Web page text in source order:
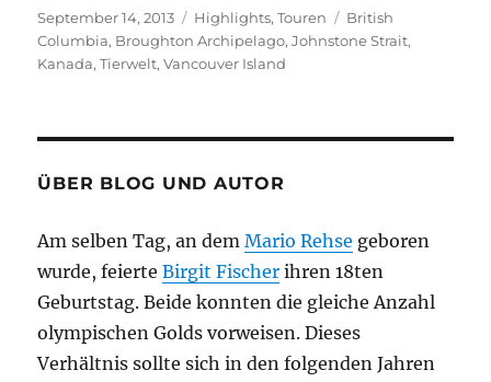
Veröffentlicht
am
September 14, 2013 Kategorien
Highlights,Touren Schlagwörter
British
Columbia, Broughton Archipelago,Johnstone Strait,
Kanada,Tierwelt,Vancouver Island
ÜBER BLOG UND AUTOR
Am selben Tag, an demMario Rehse geboren
wurde, feierteBirgit Fischer ihren 18ten
Geburtstag. Beide konnten die gleiche Anzahl
olympischen Golds vorweisen. Dieses
Verhältnis sollte sich in den folgenden Jahren